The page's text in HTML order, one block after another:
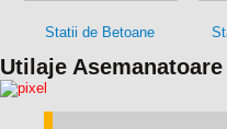
Statii de Betoane
Utilaje Asemanatoare